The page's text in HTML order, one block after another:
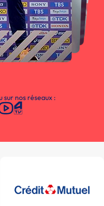
sur nos réseaux :